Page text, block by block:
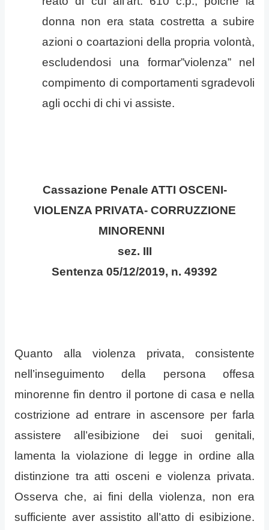
donna non era stata costretta a subire
azioni o coartazioni della propria volontà,
escludendosi una formar”violenza” nel
compimento di comportamenti sgradevoli
agli occhi di chi vi assiste.
Cassazione Penale ATTI OSCENI-
VIOLENZA PRIVATA- CORRUZZIONE
MINORENNI
sez. III
Sentenza 05/12/2019, n. 49392
Quanto alla violenza privata, consistente
nell’inseguimento della persona offesa
minorenne fin dentro il portone di casa e nella
costrizione ad entrare in ascensore per farla
assistere all’esibizione dei suoi genitali,
lamenta la violazione di legge in ordine alla
distinzione tra atti osceni e violenza privata.
Osserva che, ai fini della violenza, non era
sufficiente aver assistito all’atto di esibizione.